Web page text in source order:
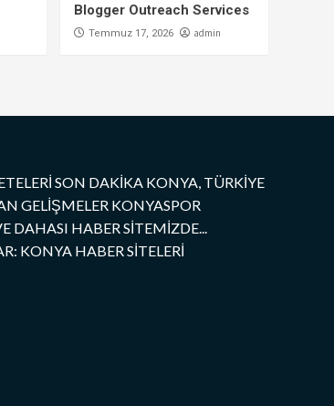
Blogger Outreach Services
Temmuz 17, 2026 admin
SON DAKİKA KONYA, TÜRKİYE
GELİŞMELER KONYASPOR
DAHASI HABER SİTEMİZDE...
KONYA HABER SİTELERİ